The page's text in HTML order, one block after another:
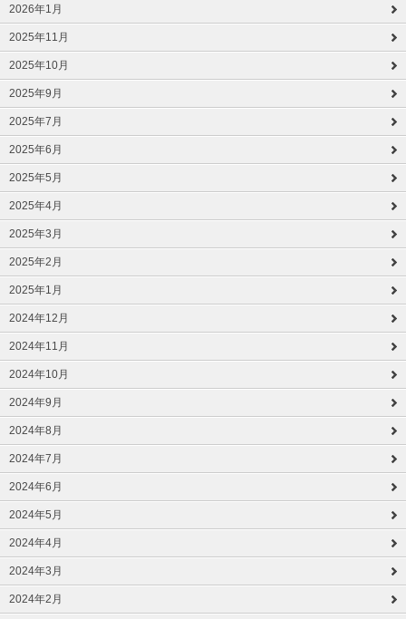
2026年1月
2025年11月
2025年10月
2025年9月
2025年7月
2025年6月
2025年5月
2025年4月
2025年3月
2025年2月
2025年1月
2024年12月
2024年11月
2024年10月
2024年9月
2024年8月
2024年7月
2024年6月
2024年5月
2024年4月
2024年3月
2024年2月